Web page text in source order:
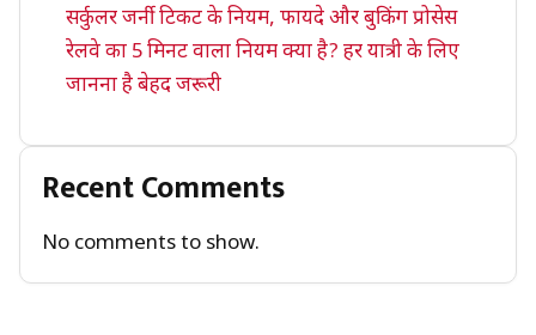
सर्कुलर जर्नी टिकट के नियम, फायदे और बुकिंग प्रोसेस
रेलवे का 5 मिनट वाला नियम क्या है? हर यात्री के लिए
जानना है बेहद जरूरी
Recent Comments
No comments to show.